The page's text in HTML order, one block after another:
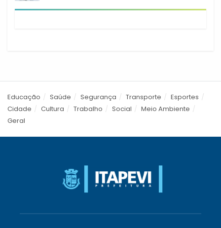
Educação Saúde Segurança Transporte
Esportes
Cidade
Cultura Trabalho Social
Meio Ambiente
Geral